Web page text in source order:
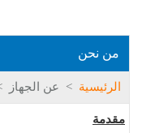
من نحن
الرئيسية > عن الجهاز
مقدمة